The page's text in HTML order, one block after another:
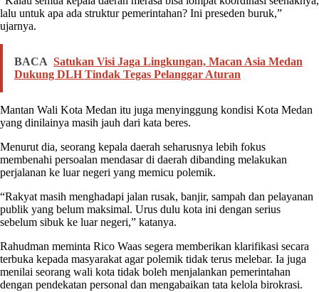
lalu untuk apa ada struktur pemerintahan? Ini preseden buruk,”
ujarnya.
BACA Satukan Visi Jaga Lingkungan, Macan Asia Medan
Dukung DLH Tindak Tegas Pelanggar Aturan
Mantan Wali Kota Medan itu juga menyinggung kondisi Kota Medan
yang dinilainya masih jauh dari kata beres.
Menurut dia, seorang kepala daerah seharusnya lebih fokus
membenahi persoalan mendasar di daerah dibanding melakukan
perjalanan ke luar negeri yang memicu polemik.
“Rakyat masih menghadapi jalan rusak, banjir, sampah dan pelayanan
publik yang belum maksimal. Urus dulu kota ini dengan serius
sebelum sibuk ke luar negeri,” katanya.
Rahudman meminta Rico Waas segera memberikan klarifikasi secara
terbuka kepada masyarakat agar polemik tidak terus melebar. Ia juga
menilai seorang wali kota tidak boleh menjalankan pemerintahan
dengan pendekatan personal dan mengabaikan tata kelola birokrasi.